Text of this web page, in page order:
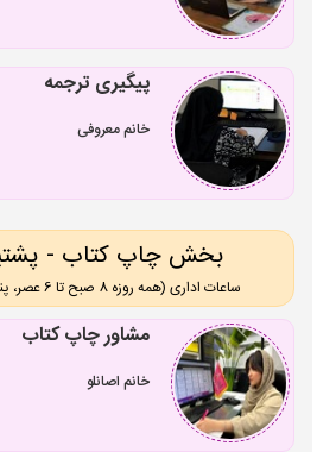
پیگیری ترجمه
خانم معروفی
بخش چاپ کتاب -
ساعات اداری (همه روزه 8 صبح تا 6 عصر، پنج شنبه ها تا 3 عصر )
مشاور چاپ کتاب
خانم اصانلو